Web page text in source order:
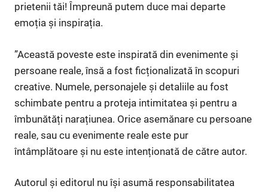
prietenii tăi! Împreună putem duce mai departe
emoția și inspirația.
”Această poveste este inspirată din evenimente și
persoane reale, însă a fost ficționalizată în scopuri
creative. Numele, personajele și detaliile au fost
schimbate pentru a proteja intimitatea și pentru a
îmbunătăți narațiunea. Orice asemănare cu persoane
reale, sau cu evenimente reale este pur
întâmplătoare și nu este intenționată de către autor.
Autorul și editorul nu își asumă responsabilitatea